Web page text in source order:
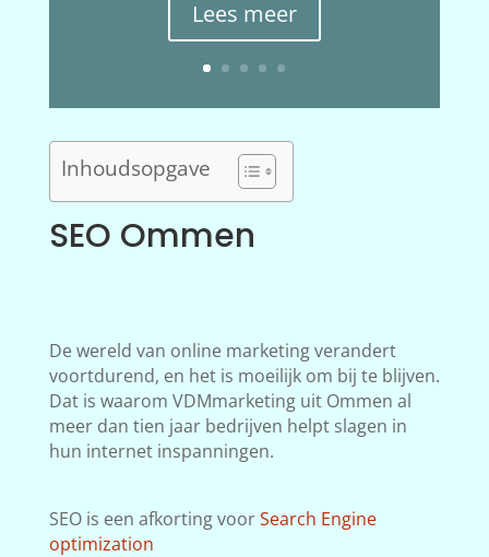
Lees meer
Inhoudsopgave
SEO Ommen
De wereld van online marketing verandert
voortdurend, en het is moeilijk om bij te blijven.
Dat is waarom VDMmarketing uit Ommen al
meer dan tien jaar bedrijven helpt slagen in
hun internet inspanningen.
SEO is een afkorting voorSearch Engine
optimization